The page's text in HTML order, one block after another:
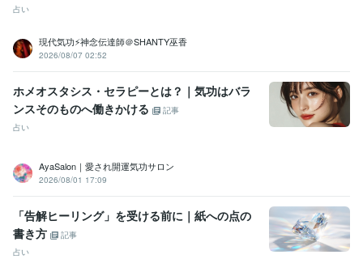
占い
現代気功⚡神念伝達師＠SHANTY巫香
2026/08/07 02:52
ホメオスタシス・セラピーとは？｜気功はバラ
ンスそのものへ働きかける
記事
占い
AyaSalon｜愛され開運気功サロン
2026/08/01 17:09
「告解ヒーリング」を受ける前に｜紙への点の
書き方
記事
占い